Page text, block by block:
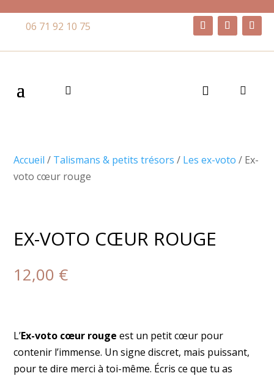
06 71 92 10 75
Accueil / Talismans & petits trésors / Les ex-voto / Ex-
voto cœur rouge
EX-VOTO CŒUR ROUGE
12,00 €
L’Ex-voto cœur rouge est un petit cœur pour
contenir l’immense. Un signe discret, mais puissant,
pour te dire merci à toi-même. Écris ce que tu as